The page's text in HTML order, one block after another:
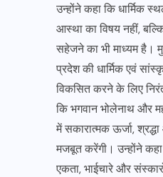
उन्होंने कहा कि धार्मिक
आस्था का विषय नहीं,
सहेजने का भी माध्यम है।
प्रदेश की धार्मिक एवं
विकसित करने के लिए
कि भगवान भोलेनाथ और
में सकारात्मक ऊर्जा,
मजबूत करेंगी। उन्होंने
एकता, भाईचारे और